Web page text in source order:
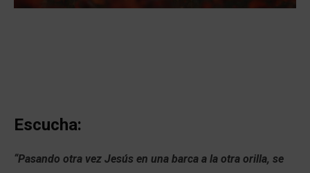
Escucha:
“Pasando otra vez Jesús en una barca a la otra orilla, se